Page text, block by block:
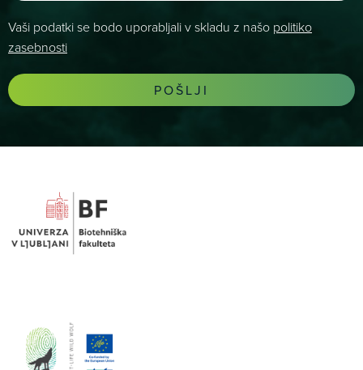
Vaši podatki se bodo uporabljali v skladu z našo politiko
zasebnosti
POŠLJI